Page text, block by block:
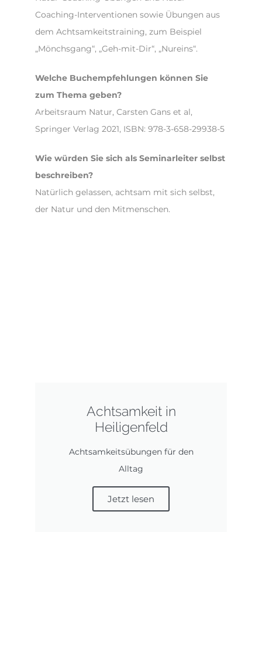
Coaching-Interventionen sowie Übungen aus
dem Achtsamkeitstraining, zum Beispiel
„Mönchsgang“, „Geh-mit-Dir“, „Nureins“.
Welche Buchempfehlungen können Sie
zum Thema geben?
Arbeitsraum Natur, Carsten Gans et al,
Springer Verlag 2021, ISBN: 978-3-658-29938-5
Wie würden Sie sich als Seminarleiter selbst
beschreiben?
Natürlich gelassen, achtsam mit sich selbst,
der Natur und den Mitmenschen.
Achtsamkeit in
Heiligenfeld
Achtsamkeitsübungen für den
Alltag
Jetzt lesen